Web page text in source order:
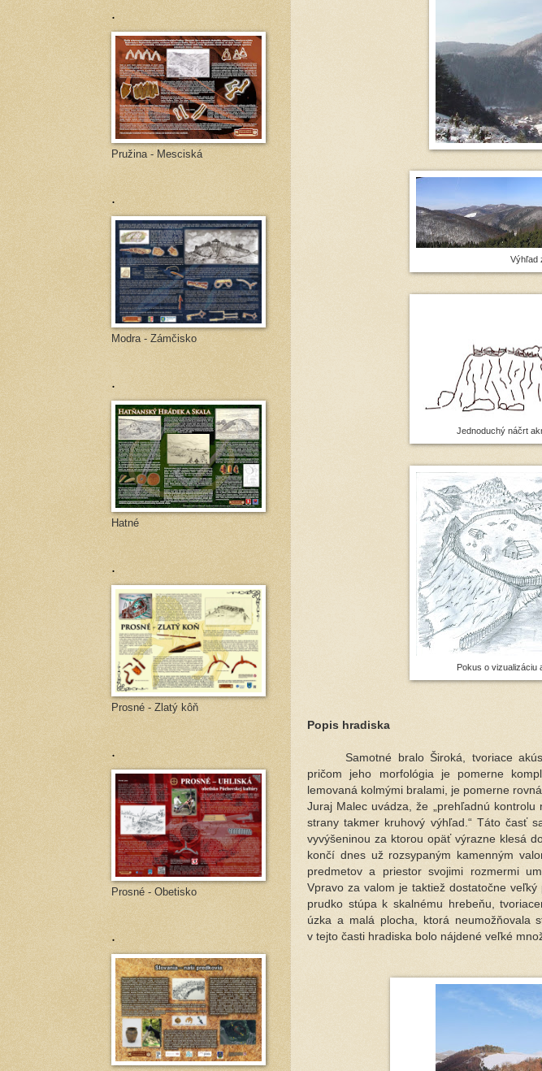
Výhľad
Jednoduchý náčrt
Pokus o vizualizáciu
Popis hradiska
Samotné bralo Široká, tvoriace
pričom jeho morfológia je pomerne
lemovaná kolmými bralami, je pomerne
Juraj Malec uvádza, že „prehľadnú kontrolu
strany takmer kruhový výhľad.“ Táto časť
vyvýšeninou za ktorou opäť výrazne klesá
končí dnes už rozsypaným kamenným
predmetov a priestor svojimi rozmermi
Vpravo za valom je taktiež dostatočne
prudko stúpa k skalnému hrebeňu,
úzka a malá plocha, ktorá neumožňovala
v tejto časti hradiska bolo nájdené veľké
.
Pružina - Mesciská
.
Modra - Zámčisko
.
Hatné
.
Prosné - Zlatý kôň
.
Prosné - Obetisko
.